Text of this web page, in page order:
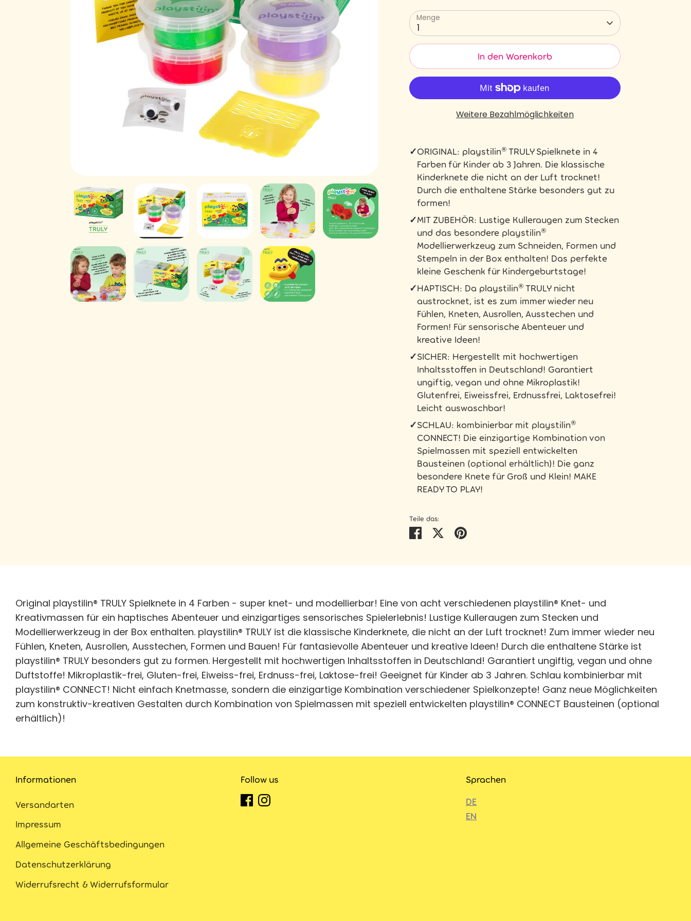
Menge
1
In den Warenkorb
Weitere Bezahlmöglichkeiten
✓ORIGINAL: playstilin® TRULY Spielknete in 4
Farben für Kinder ab 3 Jahren. Die klassische
Kinderknete die nicht an der Luft trocknet!
Durch die enthaltene Stärke besonders gut zu
formen!
✓MIT ZUBEHÖR: Lustige Kulleraugen zum Stecken
und das besondere playstilin®
Modellierwerkzeug zum Schneiden, Formen und
Stempeln in der Box enthalten! Das perfekte
kleine Geschenk für Kindergeburtstage!
✓HAPTISCH: Da playstilin® TRULY nicht
austrocknet, ist es zum immer wieder neu
Fühlen, Kneten, Ausrollen, Ausstechen und
Formen! Für sensorische Abenteuer und
kreative Ideen!
✓SICHER: Hergestellt mit hochwertigen
Inhaltsstoffen in Deutschland! Garantiert
ungiftig, vegan und ohne Mikroplastik!
Glutenfrei, Eiweissfrei, Erdnussfrei, Laktosefrei!
Leicht auswaschbar!
✓SCHLAU: kombinierbar mit playstilin®
CONNECT! Die einzigartige Kombination von
Spielmassen mit speziell entwickelten
Bausteinen (optional erhältlich)! Die ganz
besondere Knete für Groß und Klein! MAKE
READY TO PLAY!
Teile das:
Teilen TwitternPinnen
Original playstilin® TRULY Spielknete in 4 Farben - super knet- und modellierbar! Eine von acht verschiedenen playstilin® Knet- und
Kreativmassen für ein haptisches Abenteuer und einzigartiges sensorisches Spielerlebnis! Lustige Kulleraugen zum Stecken und
Modellierwerkzeug in der Box enthalten. playstilin® TRULY ist die klassische Kinderknete, die nicht an der Luft trocknet! Zum immer wieder neu
Fühlen, Kneten, Ausrollen, Ausstechen, Formen und Bauen! Für fantasievolle Abenteuer und kreative Ideen! Durch die enthaltene Stärke ist
playstilin® TRULY besonders gut zu formen. Hergestellt mit hochwertigen Inhaltsstoffen in Deutschland! Garantiert ungiftig, vegan und ohne
Duftstoffe! Mikroplastik-frei, Gluten-frei, Eiweiss-frei, Erdnuss-frei, Laktose-frei! Geeignet für Kinder ab 3 Jahren. Schlau kombinierbar mit
playstilin® CONNECT! Nicht einfach Knetmasse, sondern die einzigartige Kombination verschiedener Spielkonzepte! Ganz neue Möglichkeiten
zum konstruktiv-kreativen Gestalten durch Kombination von Spielmassen mit speziell entwickelten playstilin® CONNECT Bausteinen (optional
erhältlich)!
Informationen
Versandarten
Impressum
Allgemeine Geschäftsbedingungen
Datenschutzerklärung
Widerrufsrecht & Widerrufsformular
Follow us
Sprachen
DE
EN